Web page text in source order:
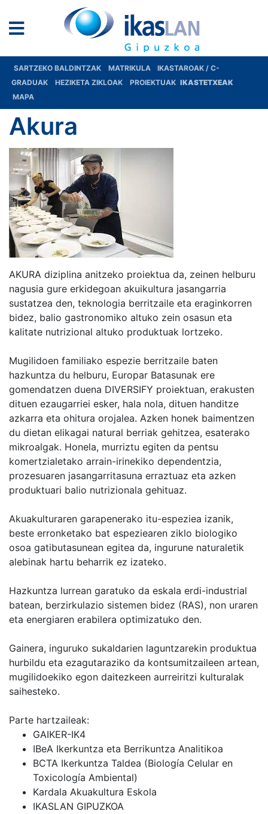
SARTZEKO BALDINTZAK MATRIKULA
IKASTAROAK / C-
GRADUAK
HEZIKETA ZIKLOAK PROIEKTUAK IKASTETXEAK
MAPA
Akura
AKURA diziplina anitzeko proiektua da, zeinen helburu
nagusia gure erkidegoan akuikultura jasangarria
sustatzea den, teknologia berritzaile eta eraginkorren
bidez, balio gastronomiko altuko zein osasun eta
kalitate nutrizional altuko produktuak lortzeko.
Mugilidoen familiako espezie berritzaile baten
hazkuntza du helburu, Europar Batasunak ere
gomendatzen duena DIVERSIFY proiektuan, erakusten
dituen ezaugarriei esker, hala nola, dituen handitze
azkarra eta ohitura orojalea. Azken honek baimentzen
du dietan elikagai natural berriak gehitzea, esaterako
mikroalgak. Honela, murriztu egiten da pentsu
komertzialetako arrain-irinekiko dependentzia,
prozesuaren jasangarritasuna erraztuaz eta azken
produktuari balio nutrizionala gehituaz.
Akuakulturaren garapenerako itu-espeziea izanik,
beste erronketako bat espeziearen ziklo biologiko
osoa gatibutasunean egitea da, ingurune naturaletik
alebinak hartu beharrik ez izateko.
Hazkuntza lurrean garatuko da eskala erdi-industrial
batean, berzirkulazio sistemen bidez (RAS), non uraren
eta energiaren erabilera optimizatuko den.
Gainera, inguruko sukaldarien laguntzarekin produktua
hurbildu eta ezagutaraziko da kontsumitzaileen artean,
mugilidoekiko egon daitezkeen aurreiritzi kulturalak
saihesteko.
Parte hartzaileak:
GAIKER-IK4
IBeA Ikerkuntza eta Berrikuntza Analitikoa
BCTA Ikerkuntza Taldea (Biología Celular en
Toxicología Ambiental)
Kardala Akuakultura Eskola
IKASLAN GIPUZKOA